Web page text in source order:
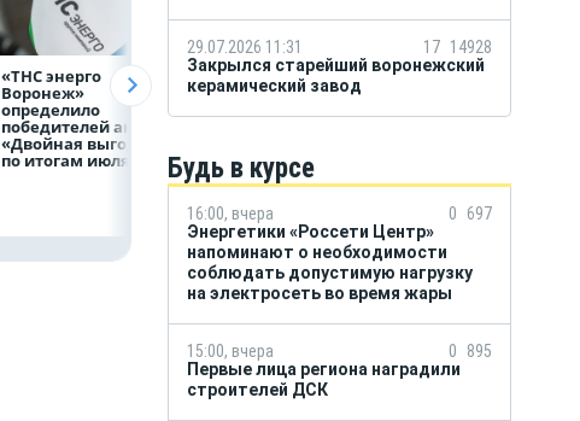
«ТНС энерго
Воронеж»
определило
победителей акции
«Двойная выгода»
по итогам июля
Как воронежцам
быстро оформить
Предприятия
энергетикам 2
29.07.2026 11:31 17 14928
Закрылся старейший воронежский
керамический завод
Будь в курсе
16:00, вчера 0
697
Энергетики «Россети Центр»
напоминают о необходимости
соблюдать допустимую нагрузку
на электросеть во время жары
15:00, вчера 0
895
Первые лица региона наградили
строителей ДСК